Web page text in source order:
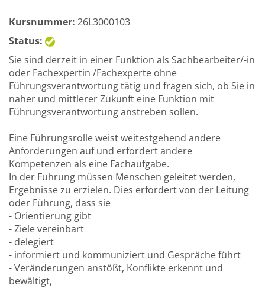
Kursnummer: 26L3000103
Status:
Sie sind derzeit in einer Funktion als Sachbearbeiter/-in
oder Fachexpertin /Fachexperte ohne
Führungsverantwortung tätig und fragen sich, ob Sie in
naher und mittlerer Zukunft eine Funktion mit
Führungsverantwortung anstreben sollen.
Eine Führungsrolle weist weitestgehend andere
Anforderungen auf und erfordert andere
Kompetenzen als eine Fachaufgabe.
In der Führung müssen Menschen geleitet werden,
Ergebnisse zu erzielen. Dies erfordert von der Leitung
oder Führung, dass sie
- Orientierung gibt
- Ziele vereinbart
- delegiert
- informiert und kommuniziert und Gespräche führt
- Veränderungen anstößt, Konflikte erkennt und
bewältigt,